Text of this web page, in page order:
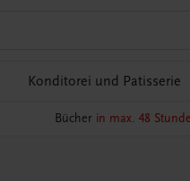
Konditorei und Patisserie
Bücher in max. 48